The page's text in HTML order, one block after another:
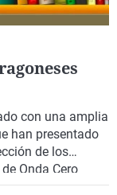
con una amplia
han presentado
de los
Onda Cero